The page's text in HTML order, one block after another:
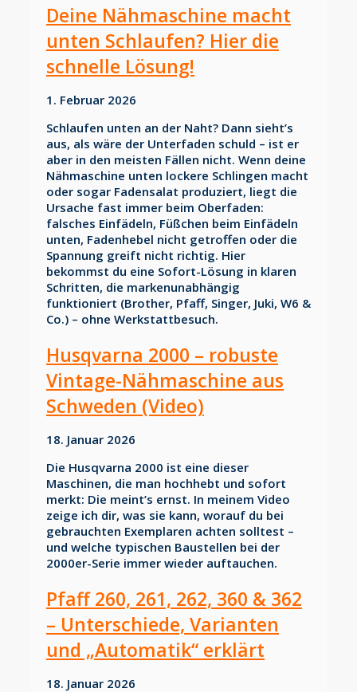
Deine Nähmaschine macht
unten Schlaufen? Hier die
schnelle Lösung!
1. Februar 2026
Schlaufen unten an der Naht? Dann sieht’s
aus, als wäre der Unterfaden schuld – ist er
aber in den meisten Fällen nicht. Wenn deine
Nähmaschine unten lockere Schlingen macht
oder sogar Fadensalat produziert, liegt die
Ursache fast immer beim Oberfaden:
falsches Einfädeln, Füßchen beim Einfädeln
unten, Fadenhebel nicht getroffen oder die
Spannung greift nicht richtig. Hier
bekommst du eine Sofort-Lösung in klaren
Schritten, die markenunabhängig
funktioniert (Brother, Pfaff, Singer, Juki, W6 &
Co.) – ohne Werkstattbesuch.
Husqvarna 2000 – robuste
Vintage-Nähmaschine aus
Schweden (Video)
18. Januar 2026
Die Husqvarna 2000 ist eine dieser
Maschinen, die man hochhebt und sofort
merkt: Die meint’s ernst. In meinem Video
zeige ich dir, was sie kann, worauf du bei
gebrauchten Exemplaren achten solltest –
und welche typischen Baustellen bei der
2000er-Serie immer wieder auftauchen.
Pfaff 260, 261, 262, 360 & 362
– Unterschiede, Varianten
und „Automatik“ erklärt
18. Januar 2026